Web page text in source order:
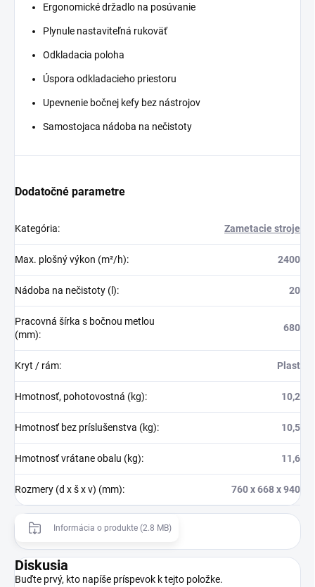
Ergonomické držadlo na posúvanie
Plynule nastaviteľná rukoväť
Odkladacia poloha
Úspora odkladacieho priestoru
Upevnenie bočnej kefy bez nástrojov
Samostojaca nádoba na nečistoty
Dodatočné parametre
Kategória: Zametacie stroje
Max. plošný výkon (m²/h): 2400
Nádoba na nečistoty (l): 20
Pracovná šírka s bočnou metlou
(mm):
680
Kryt / rám: Plast
Hmotnosť, pohotovostná (kg): 10,2
Hmotnosť bez príslušenstva (kg): 10,5
Hmotnosť vrátane obalu (kg): 11,6
Rozmery (d x š x v) (mm): 760 x 668 x 940
Informácia o produkte (2.8 MB)
Diskusia
Buďte prvý, kto napíše príspevok k tejto položke.